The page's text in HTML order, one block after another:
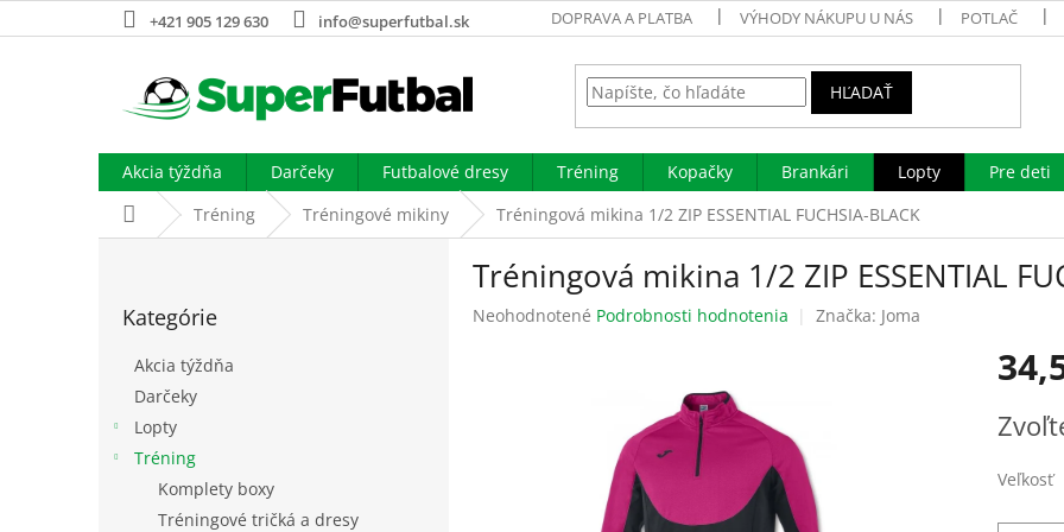
na
+421 905 129 630 info@superfutbal.sk DOPRAVA A PLATBA VÝHODY NÁKUPU U NÁS POTLAČ
HĽADAŤ
Akcia týždňa Darčeky Futbalové dresy Tréning Kopačky Brankári Lopty Pre deti
DomovTréning Tréningové mikiny Tréningová mikina 1/2 ZIP ESSENTIAL FUCHSIA-BLACK
kategórie
Kategórie
Akcia týždňa
Darčeky
Lopty
Tréning
Komplety boxy
Tréningové tričká a dresy
Tréningová mikina 1/2 ZIP ESSENTIAL
Priemerné
Neohodnotené Podrobnosti hodnotenia Značka: Joma
cena:
Veľkosť